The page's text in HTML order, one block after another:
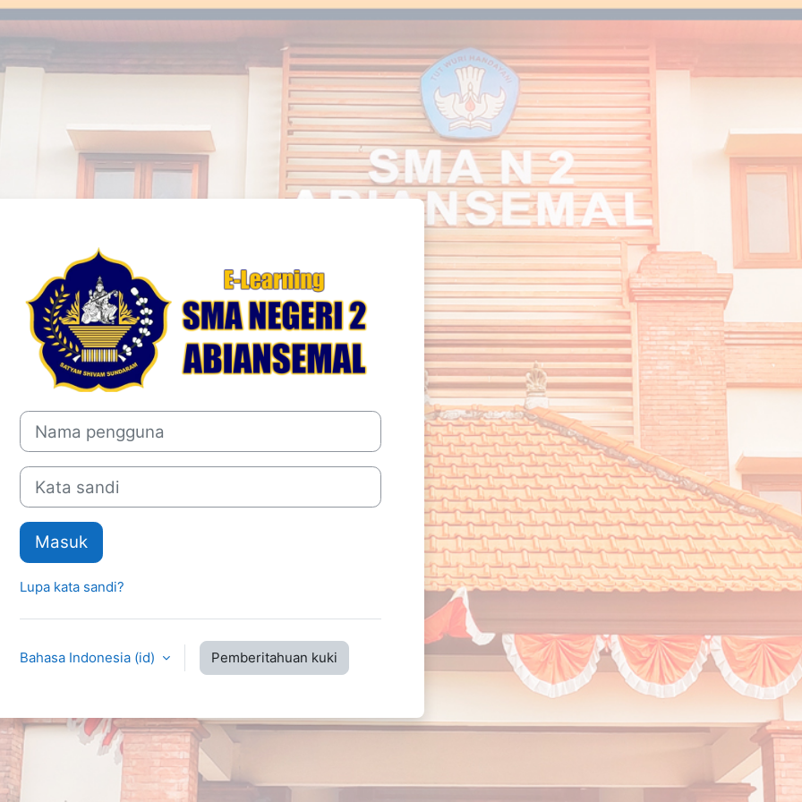
Masuk ke LMS DWISMAN
Nama pengguna
Kata sandi
Masuk
Lupa kata sandi?
Bahasa Indonesia ‎(id)‎ Pemberitahuan kuki